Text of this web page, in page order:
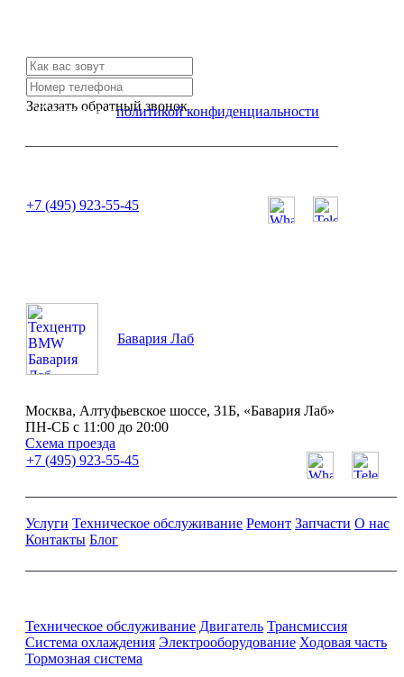
Заказать обратный звонок
Я согласен сполитикой конфиденциальности
+7 (495) 923-55-45
Бавария Лаб
Москва, Алтуфьевское шоссе, 31Б, «Бавария Лаб»
ПН-СБ с 11:00 до 20:00
Схема проезда
+7 (495) 923-55-45
Услуги Техническое обслуживание Ремонт Запчасти О нас
Контакты Блог
Техническое обслуживание Двигатель Трансмиссия
Система охлаждения Электрооборудование Ходовая часть
Тормозная система